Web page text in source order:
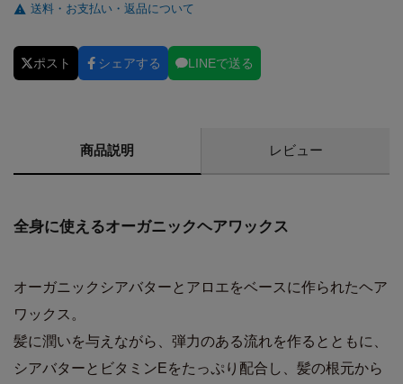
送料・お支払い・返品について
ポスト シェアする LINEで送る
商品説明 レビュー
全身に使えるオーガニックヘアワックス
オーガニックシアバターとアロエをベースに作られたヘア
ワックス。
髪に潤いを与えながら、弾力のある流れを作るとともに、
シアバターとビタミンEをたっぷり配合し、髪の根元から